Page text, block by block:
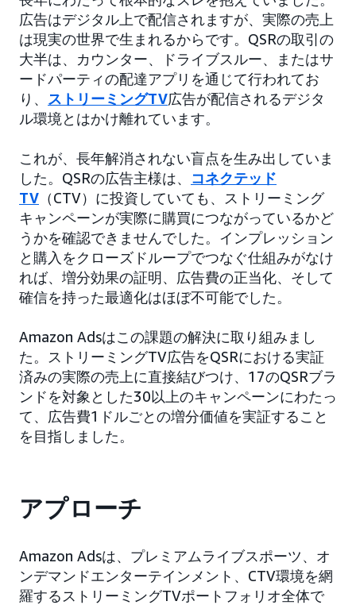
広告はデジタル上で配信されますが、実際の売上
は現実の世界で生まれるからです。QSRの取引の
大半は、カウンター、ドライブスルー、またはサ
ードパーティの配達アプリを通じて行われてお
り、 ストリーミングTV広告が配信されるデジタ
ル環境とはかけ離れています。
これが、長年解消されない盲点を生み出していま
した。QSRの広告主様は、 コネクテッド
TV （CTV）に投資していても、ストリーミング
キャンペーンが実際に購買につながっているかど
うかを確認できませんでした。インプレッション
と購入をクローズドループでつなぐ仕組みがなけ
れば、増分効果の証明、広告費の正当化、そして
確信を持った最適化はほぼ不可能でした。
Amazon Adsはこの課題の解決に取り組みまし
た。ストリーミングTV広告をQSRにおける実証
済みの実際の売上に直接結びつけ、17のQSRブラ
ンドを対象とした30以上のキャンペーンにわたっ
て、広告費1ドルごとの増分価値を実証すること
を目指しました。
アプローチ
Amazon Adsは、プレミアムライブスポーツ、オ
ンデマンドエンターテインメント、CTV環境を網
羅するストリーミングTVポートフォリオ全体で